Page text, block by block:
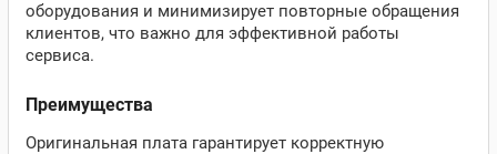
оборудования и минимизирует повторные обращения
клиентов, что важно для эффективной работы
сервиса.
Преимущества
Оригинальная плата гарантирует корректную